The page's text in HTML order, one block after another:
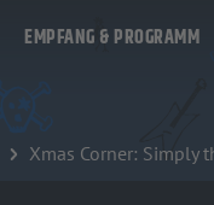
EMPFANG & PROGRAMM
Xmas Corner: Simply